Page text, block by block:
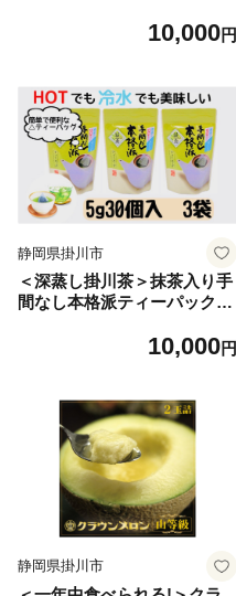
セット_お茶 掛川茶 パウダー
岡県産 静岡県 掛川市 送料無
料【1096813】
10,000円
静岡県掛川市
＜深蒸し掛川茶＞抹茶入り手
間なし本格派ティーパック(5
茶 緑茶 ティーバッグ 抹茶 抹
岡県 掛川市 飲料 ギフト 送料
無料【1103829】
10,000円
静岡県掛川市